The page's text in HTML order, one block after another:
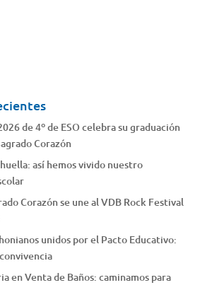
de 4º de ESO celebra su graduación
Corazón
así hemos vivido nuestro
Corazón se une al VDB Rock Festival
unidos por el Pacto Educativo:
en Venta de Baños: caminamos para